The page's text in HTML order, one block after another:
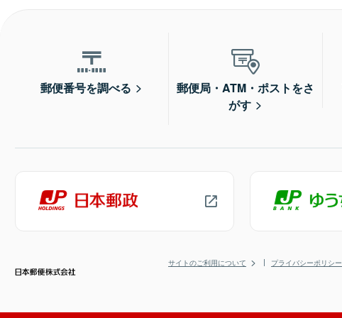
郵便番号を調べる
郵便局・ATM・ポストをさ
がす
サイトのご利用について プライバシーポリシー